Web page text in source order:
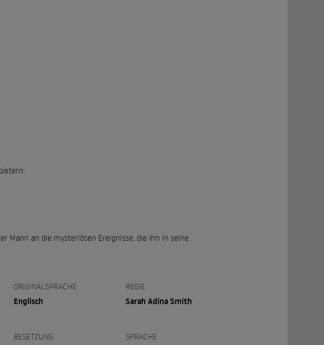
Mann an die mysteriösen Ereignisse, die ihn in seine
ORIGINALSPRACHE
Englisch
REGIE
Sarah Adina Smith
BESETZUNG SPRACHE